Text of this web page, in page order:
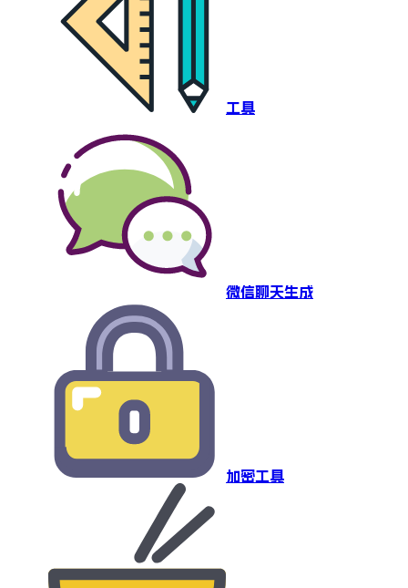
工具
微信聊天生成
加密工具